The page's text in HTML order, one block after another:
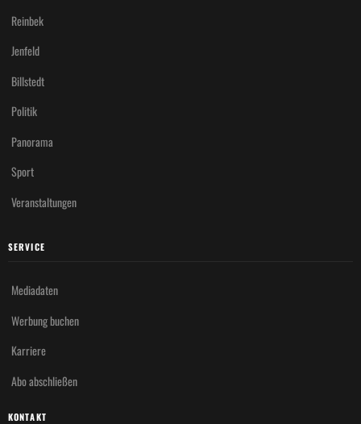
Reinbek
Jenfeld
Billstedt
Politik
Panorama
Sport
Veranstaltungen
SERVICE
Mediadaten
Werbung buchen
Karriere
Abo abschließen
KONTAKT